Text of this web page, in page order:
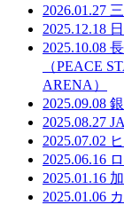
2026.01.27
2025.12.18
2025.10.08
（PEACE
ARENA）
2025.09.08
2025.08.27
2025.07.02
2025.06.16
2025.01.16
2025.01.06